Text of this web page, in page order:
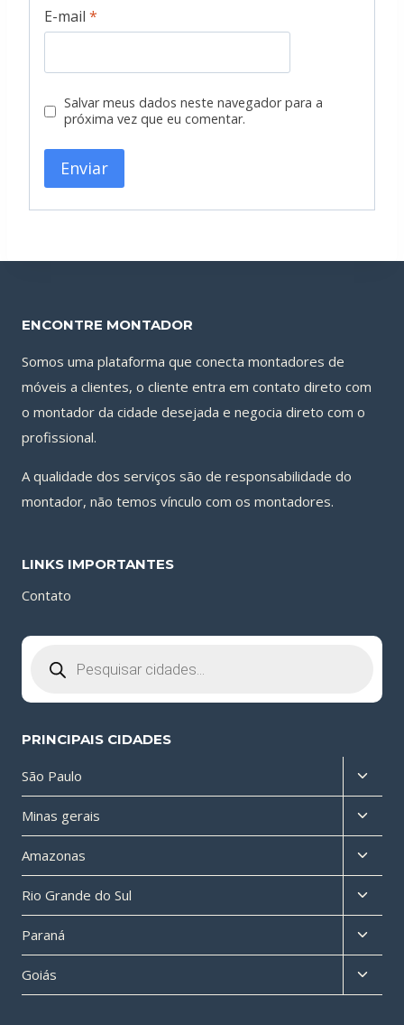
E-mail *
Salvar meus dados neste navegador para a
próxima vez que eu comentar.
ENCONTRE MONTADOR
Somos uma plataforma que conecta montadores de
móveis a clientes, o cliente entra em contato direto com
o montador da cidade desejada e negocia direto com o
profissional.
A qualidade dos serviços são de responsabilidade do
montador, não temos vínculo com os montadores.
LINKS IMPORTANTES
Contato
produtos
PRINCIPAIS CIDADES
São Paulo
menu
filho
Minas gerais
menu
filho
Amazonas
menu
filho
Rio Grande do Sul
menu
filho
Paraná
menu
filho
Goiás
menu